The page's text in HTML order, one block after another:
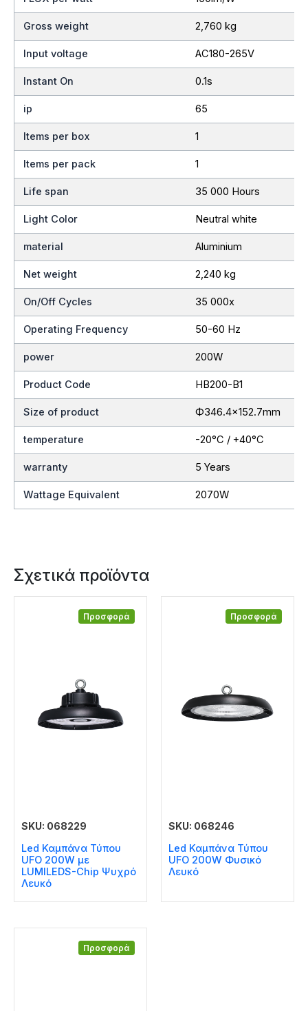
Gross weight 2,760 kg
Input voltage AC180-265V
Instant On 0.1s
ip 65
Items per box 1
Items per pack 1
Life span 35 000 Hours
Light Color Neutral white
material Aluminium
Net weight 2,240 kg
On/Off Cycles 35 000x
Operating Frequency 50-60 Hz
power 200W
Product Code HB200-B1
Size of product Ф346.4×152.7mm
temperature -20°C / +40°C
warranty 5 Years
Wattage Equivalent 2070W
Σχετικά προϊόντα
Προσφορά
SKU: 068229
Led Καμπάνα Τύπου
UFO 200W με
LUMILEDS-Chip Ψυχρό
Λευκό
Προσφορά
SKU: 068246
Led Καμπάνα Τύπου
UFO 200W Φυσικό
Λευκό
Προσφορά